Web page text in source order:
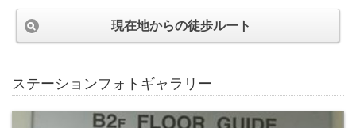
現在地からの徒歩ルート
ステーションフォトギャラリー